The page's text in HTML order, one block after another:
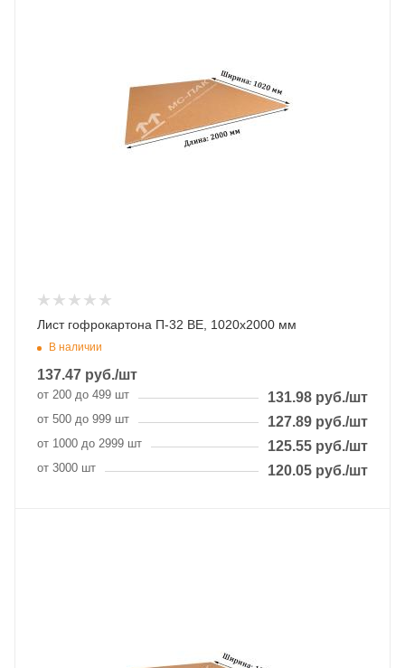
Лист гофрокартона П-32 ВЕ, 1020х2000 мм
В наличии
137.47 руб./шт
от 200 до 499 шт 131.98 руб./шт
от 500 до 999 шт 127.89 руб./шт
от 1000 до 2999 шт 125.55 руб./шт
от 3000 шт 120.05 руб./шт